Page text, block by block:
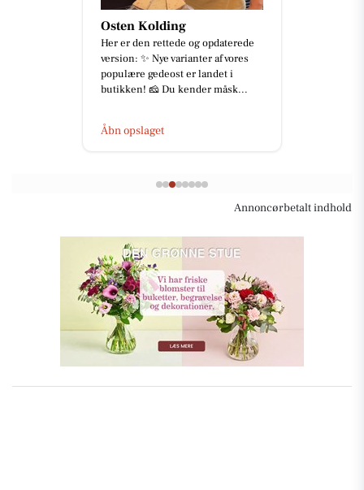
Osten Kolding
Her er den rettede og opdaterede
version: ✨ Nye varianter af vores
populære gedeost er landet i
butikken! 🧀 Du kender måsk...
Åbn opslaget
Annoncørbetalt indhold